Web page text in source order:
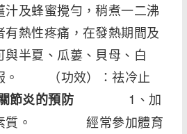
及蜂蜜攪勻，稍煮一二沸
有熱性疼痛，在發熱期間及
半夏、瓜蔞、貝母、白
。 （功效）：祛冷止
節炎的預防 1、加
素質。 經常參加體育